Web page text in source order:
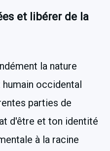
et libérer de la
la nature
occidental
parties de
d'être et ton identité
à la racine